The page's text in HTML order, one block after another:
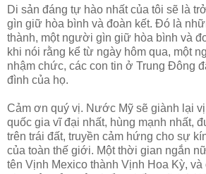
Di sản đáng tự hào nhất của tôi sẽ là
gìn giữ hòa bình và đoàn kết. Đó là
thành, một người gìn giữ hòa bình và
khi nói rằng kể từ ngày hôm qua, một
nhậm chức, các con tin ở Trung Đông
đình của họ.
Cảm ơn quý vị. Nước Mỹ sẽ giành lại
quốc gia vĩ đại nhất, hùng mạnh nhất,
trên trái đất, truyền cảm hứng cho sự
của toàn thế giới. Một thời gian ngắn
tên Vịnh Mexico thành Vịnh Hoa Kỳ, và